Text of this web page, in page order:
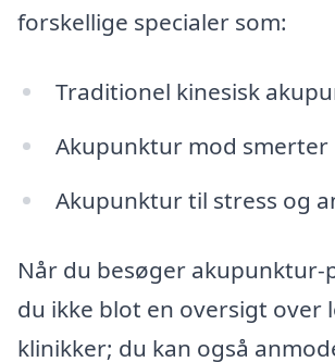
forskellige specialer som:
Traditionel kinesisk
Akupunktur mod smerter
Akupunktur til stress og
Når du besøger akupunktur-
du ikke blot en oversigt over
klinikker; du kan også